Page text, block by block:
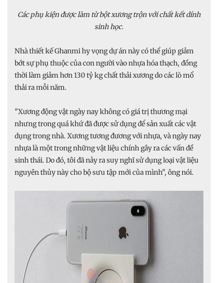
Các phụ kiện được làm từ bột xương trộn với chất kết dính
sinh học.
Nhà thiết kế Ghanmi hy vọng dự án này có thể giúp giảm
bớt sự phụ thuộc của con người vào nhựa hóa thạch, đồng
thời làm giảm hơn 130 tỷ kg chất thải xương do các lò mổ
thải ra mỗi năm.
"Xương động vật ngày nay không có giá trị thương mại
nhưng trong quá khứ đã được sử dụng để sản xuất các vật
dụng trong nhà. Xương tương đương với nhựa, và ngày nay
nhựa là một trong những vật liệu chính gây ra các vấn đề
sinh thái. Do đó, tôi đã nảy ra suy nghĩ sử dụng loại vật liệu
nguyên thủy này cho bộ sưu tập mới của mình", ông nói.